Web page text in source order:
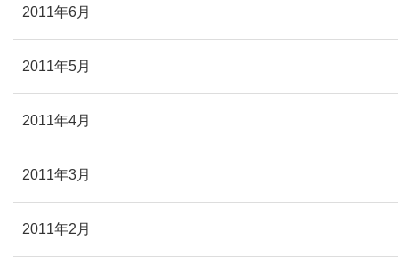
2011年6月
2011年5月
2011年4月
2011年3月
2011年2月